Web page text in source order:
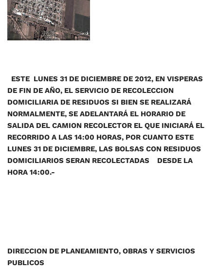
ESTE LUNES 31 DE DICIEMBRE DE 2012, EN VISPERAS
DE FIN DE AÑO, EL SERVICIO DE RECOLECCION
DOMICILIARIA DE RESIDUOS SI BIEN SE REALIZARÁ
NORMALMENTE, SE ADELANTARÁ EL HORARIO DE
SALIDA DEL CAMION RECOLECTOR EL QUE INICIARÁ EL
RECORRIDO A LAS 14:00 HORAS, POR CUANTO ESTE
LUNES 31 DE DICIEMBRE, LAS BOLSAS CON RESIDUOS
DOMICILIARIOS SERAN RECOLECTADAS DESDE LA
HORA 14:00.-
DIRECCION DE PLANEAMIENTO, OBRAS Y SERVICIOS
PUBLICOS